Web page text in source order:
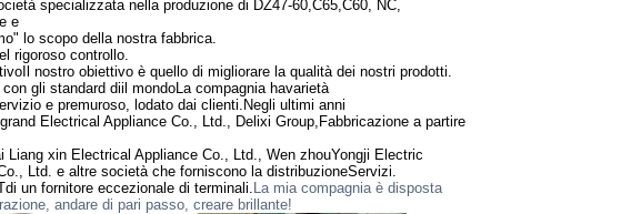
specializzata nella produzione di DZ47-60,C65,C60, NC,
e
lo scopo della nostra fabbrica.
rigoroso controllo.
Il nostro obiettivo è quello di migliorare la qualità dei nostri prodotti.
gli standard diil mondoLa compagnia havarietà
e premuroso, lodato dai clienti.Negli ultimi anni
Electrical Appliance Co., Ltd., Delixi Group, Fabbricazione a partire
Liang xin Electrical Appliance Co., Ltd., Wen zhouYongji Electric
Ltd. e altre società che forniscono la distribuzioneServizi.
di un fornitore eccezionale di terminali. La mia compagnia è disposta
andare di pari passo, creare brillante!